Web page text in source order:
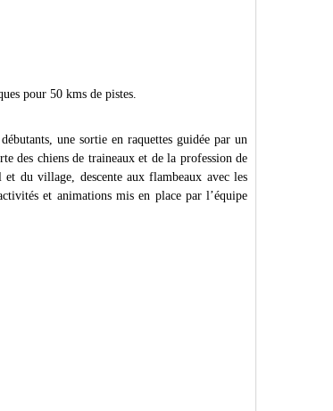
pour 50 kms de pistes.
une sortie en raquettes guidée par un
des chiens de traineaux et de la profession de
du village, descente aux flambeaux avec les
et animations mis en place par l’équipe